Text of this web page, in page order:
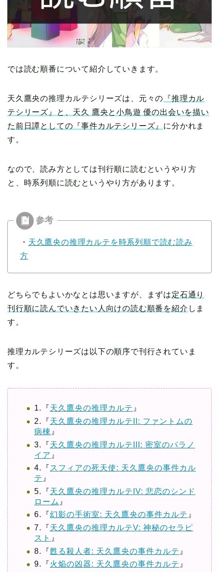
では読む順番について紹介していきます。
天久鷹央の推理カルテシリーズは、元々の 『推理カル
テシリーズ』と、天久 鷹央と小鳥遊 優の出会いを描い
た前日譚としての『事件カルテシリーズ』 に分かれま
す。
なので、読み方としては刊行順に読むというやり方
と、時系列順に読むというやり方があります。
・ 天久鷹央の推理カルテを時系列順で読む読み
方
どちらでもよいかなとは思いますが、まずは定石通り
刊行順に読んでいきたい人向けの読む順番を紹介 しま
す。
推理カルテシリーズは以下の順序で刊行されていま
す。
1.『 天久鷹央の推理カルテ 』
2.『天久鷹央の推理カルテII: ファントムの
病棟 』
3.『天久鷹央の推理カルテIII: 密室のパラノ
イア 』
4.『 スフィアの死天使: 天久鷹央の事件カル
テ 』
5.『天久鷹央の推理カルテIV: 悲恋のシンド
ローム 』
6.『幻影の手術室: 天久鷹央の事件カルテ 』
7.『天久鷹央の推理カルテV: 神秘のセラピ
スト 』
8.『甦る殺人者: 天久鷹央の事件カルテ 』
9.『火焔の凶器: 天久鷹央の事件カルテ 』